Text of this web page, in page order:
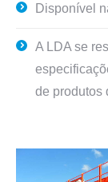
Disponível
A LDA se
de produtos